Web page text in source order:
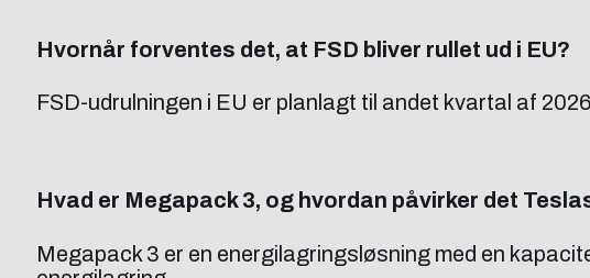
Hvornår forventes det, at FSD bliver rullet ud i EU?
FSD-udrulningen i EU er planlagt til andet kvartal af
Hvad er Megapack 3, og hvordan påvirker det
Megapack 3 er en energilagringsløsning med en